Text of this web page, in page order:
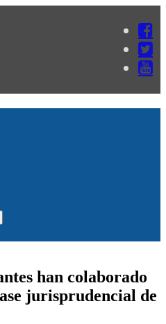
han colaborado
jurisprudencial de